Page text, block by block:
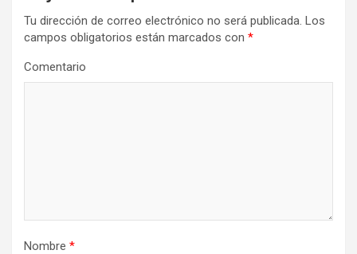
Tu dirección de correo electrónico no será publicada. Los
campos obligatorios están marcados con *
Comentario
Nombre *